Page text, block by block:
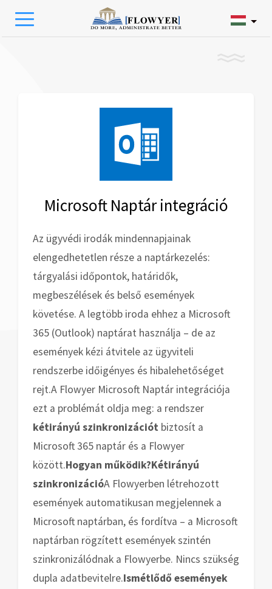
Microsoft Naptár integráció
Az ügyvédi irodák mindennapjainak
elengedhetetlen része a naptárkezelés:
tárgyalási időpontok, határidők,
megbeszélések és belső események
követése. A legtöbb iroda ehhez a Microsoft
365 (Outlook) naptárat használja – de az
események kézi átvitele az ügyviteli
rendszerbe időigényes és hibalehetőséget
rejt.A Flowyer Microsoft Naptár integrációja
ezt a problémát oldja meg: a rendszer
kétirányú szinkronizációt biztosít a
Microsoft 365 naptár és a Flowyer
között.Hogyan működik?Kétirányú
szinkronizációA Flowyerben létrehozott
események automatikusan megjelennek a
Microsoft naptárban, és fordítva – a Microsoft
naptárban rögzített események szintén
szinkronizálódnak a Flowyerbe. Nincs szükség
dupla adatbevitelre.Ismétlődő események